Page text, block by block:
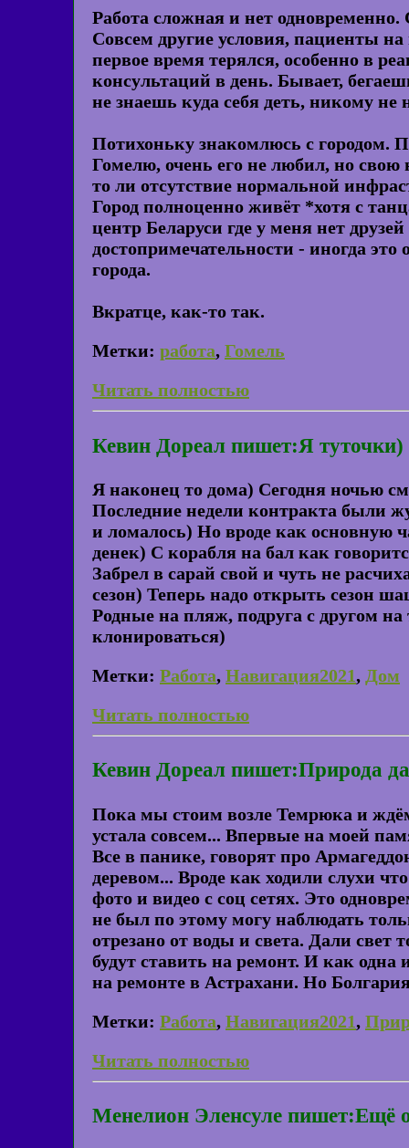
Работа сложная и нет
Совсем другие условия, пациенты
первое время терялся, особенно в
консультаций в день. Бывает,
не знаешь куда себя деть, никому
Потихоньку знакомлюсь с городом.
Гомелю, очень его не любил, но
то ли отсутствие нормальной
Город полноценно живёт *хотя с
центр Беларуси где у меня нет
достопримечательности - иногда
города.
Вкратце, как-то так.
Метки: работа, Гомель
Читать полностью
Кевин Дореал пишет:Я туточки)
Я наконец то дома) Сегодня ночью
Последние недели контракта были
и ломалось) Но вроде как основную
денек) С корабля на бал как
Забрел в сарай свой и чуть не
сезон) Теперь надо открыть сезон
Родные на пляж, подруга с другом
клонироваться)
Метки: Работа, Навигация2021, Дом
Читать полностью
Кевин Дореал пишет:Природа
Пока мы стоим возле Темрюка и
устала совсем... Впервые на моей
Все в панике, говорят про
деревом... Вроде как ходили слухи
фото и видео с соц сетях. Это
не был по этому могу наблюдать
отрезано от воды и света. Дали свет
будут ставить на ремонт. И как
на ремонте в Астрахани. Но
Метки: Работа, Навигация2021,
Читать полностью
Менелион Эленсуле пишет:Ещё